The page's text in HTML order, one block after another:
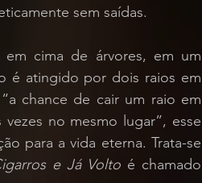
sem saídas.
cima de árvores, em um
é atingido por dois raios em
chance de cair um raio em
no mesmo lugar”, esse
para a vida eterna. Trata-se
e Já Volto é chamado